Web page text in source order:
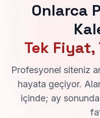
Onlarca
Tek Fiyat,
Profesyonel siteniz
hayata geçiyor.
içinde; ay sonunda